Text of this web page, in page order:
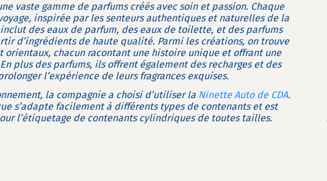
vaste gamme de parfums créés avec soin et passion. Chaque
inspirée par les senteurs authentiques et naturelles de la
des eaux de parfum, des eaux de toilette, et des parfums
d’ingrédients de haute qualité. Parmi les créations, on trouve
orientaux, chacun racontant une histoire unique et offrant une
plus des parfums, ils offrent également des recharges et des
l’expérience de leurs fragrances exquises.
la compagnie a choisi d’utiliser la Ninette Auto de CDA.
s’adapte facilement à différents types de contenants et est
l’étiquetage de contenants cylindriques de toutes tailles.